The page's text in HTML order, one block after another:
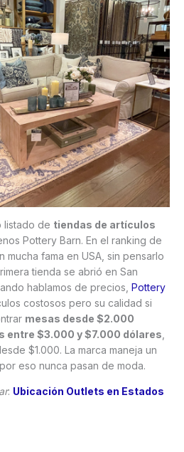
listado de tiendas de artículos
Pottery Barn. En el ranking de
mucha fama en USA, sin pensarlo
tienda se abrió en San
hablamos de precios, Pottery
costosos pero su calidad si
mesas desde $2.000
entre $3.000 y $7.000 dólares
$1.000. La marca maneja un
eso nunca pasan de moda.
: Ubicación Outlets en Estados